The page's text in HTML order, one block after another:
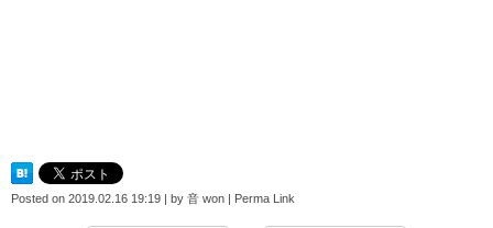
Posted on 2019.02.16 19:19 by 音 won Perma Link